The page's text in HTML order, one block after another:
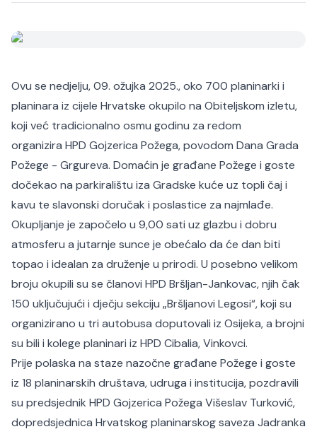
Ovu se nedjelju, 09. ožujka 2025., oko 700 planinarki i
planinara iz cijele Hrvatske okupilo na Obiteljskom izletu,
koji već tradicionalno osmu godinu za redom
organizira HPD Gojzerica Požega, povodom Dana Grada
Požege - Grgureva. Domaćin je građane Požege i goste
dočekao na parkiralištu iza Gradske kuće uz topli čaj i
kavu te slavonski doručak i poslastice za najmlađe.
Okupljanje je započelo u 9,00 sati uz glazbu i dobru
atmosferu a jutarnje sunce je obećalo da će dan biti
topao i idealan za druženje u prirodi. U posebno velikom
broju okupili su se članovi HPD Bršljan-Jankovac, njih čak
150 uključujući i dječju sekciju „Bršljanovi Legosi“, koji su
organizirano u tri autobusa doputovali iz Osijeka, a brojni
su bili i kolege planinari iz HPD Cibalia, Vinkovci.
Prije polaska na staze nazočne građane Požege i goste
iz 18 planinarskih društava, udruga i institucija, pozdravili
su predsjednik HPD Gojzerica Požega Višeslav Turković,
dopredsjednica Hrvatskog planinarskog saveza Jadranka